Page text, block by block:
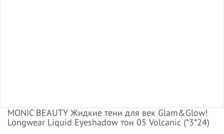
MONIC BEAUTY Жидкие тени для век Glam&Glow!
Longwear Liquid Eyeshadow тон 05 Volcanic (*3*24)